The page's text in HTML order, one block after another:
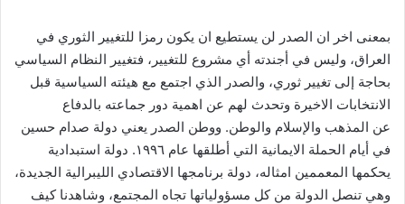
بمعنى اخر ان الصدر لن يستطيع ان يكون رمزا للتغيير الثوري في
العراق، وليس في أجندته أي مشروع للتغيير، فتغيير النظام السياسي
بحاجة إلى تغيير ثوري، والصدر الذي اجتمع مع هيئته السياسية قبل
الانتخابات الاخيرة وتحدث لهم عن اهمية دور جماعته بالدفاع
عن المذهب والإسلام والوطن. ووطن الصدر يعني دولة صدام حسين
في أيام الحملة الايمانية التي أطلقها عام ١٩٩٦. دولة استبدادية
يحكمها المعممين امثاله، دولة برنامجها الاقتصادي الليبرالية الجديدة،
وهي تنصل الدولة من كل مسؤولياتها تجاه المجتمع، وشاهدنا كيف